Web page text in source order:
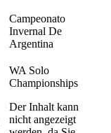
Campeonato
Invernal De
Argentina
WA Solo
Championships
Der Inhalt kann
nicht angezeigt